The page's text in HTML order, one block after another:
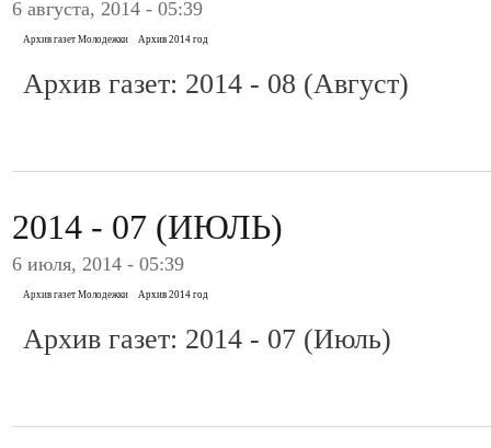
6 августа, 2014 - 05:39
Архив газет Молодежки Архив 2014 год
Архив газет: 2014 - 08 (Август)
2014 - 07 (ИЮЛЬ)
6 июля, 2014 - 05:39
Архив газет Молодежки Архив 2014 год
Архив газет: 2014 - 07 (Июль)